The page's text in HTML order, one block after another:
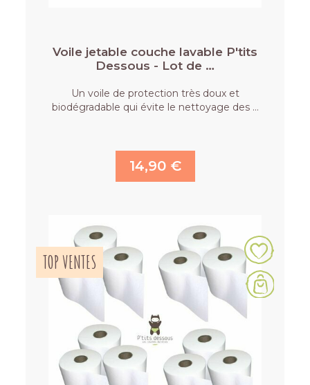
Voile jetable couche lavable P'tits
Dessous - Lot de …
Un voile de protection très doux et
biodégradable qui évite le nettoyage des …
14,90 €
TOP VENTES